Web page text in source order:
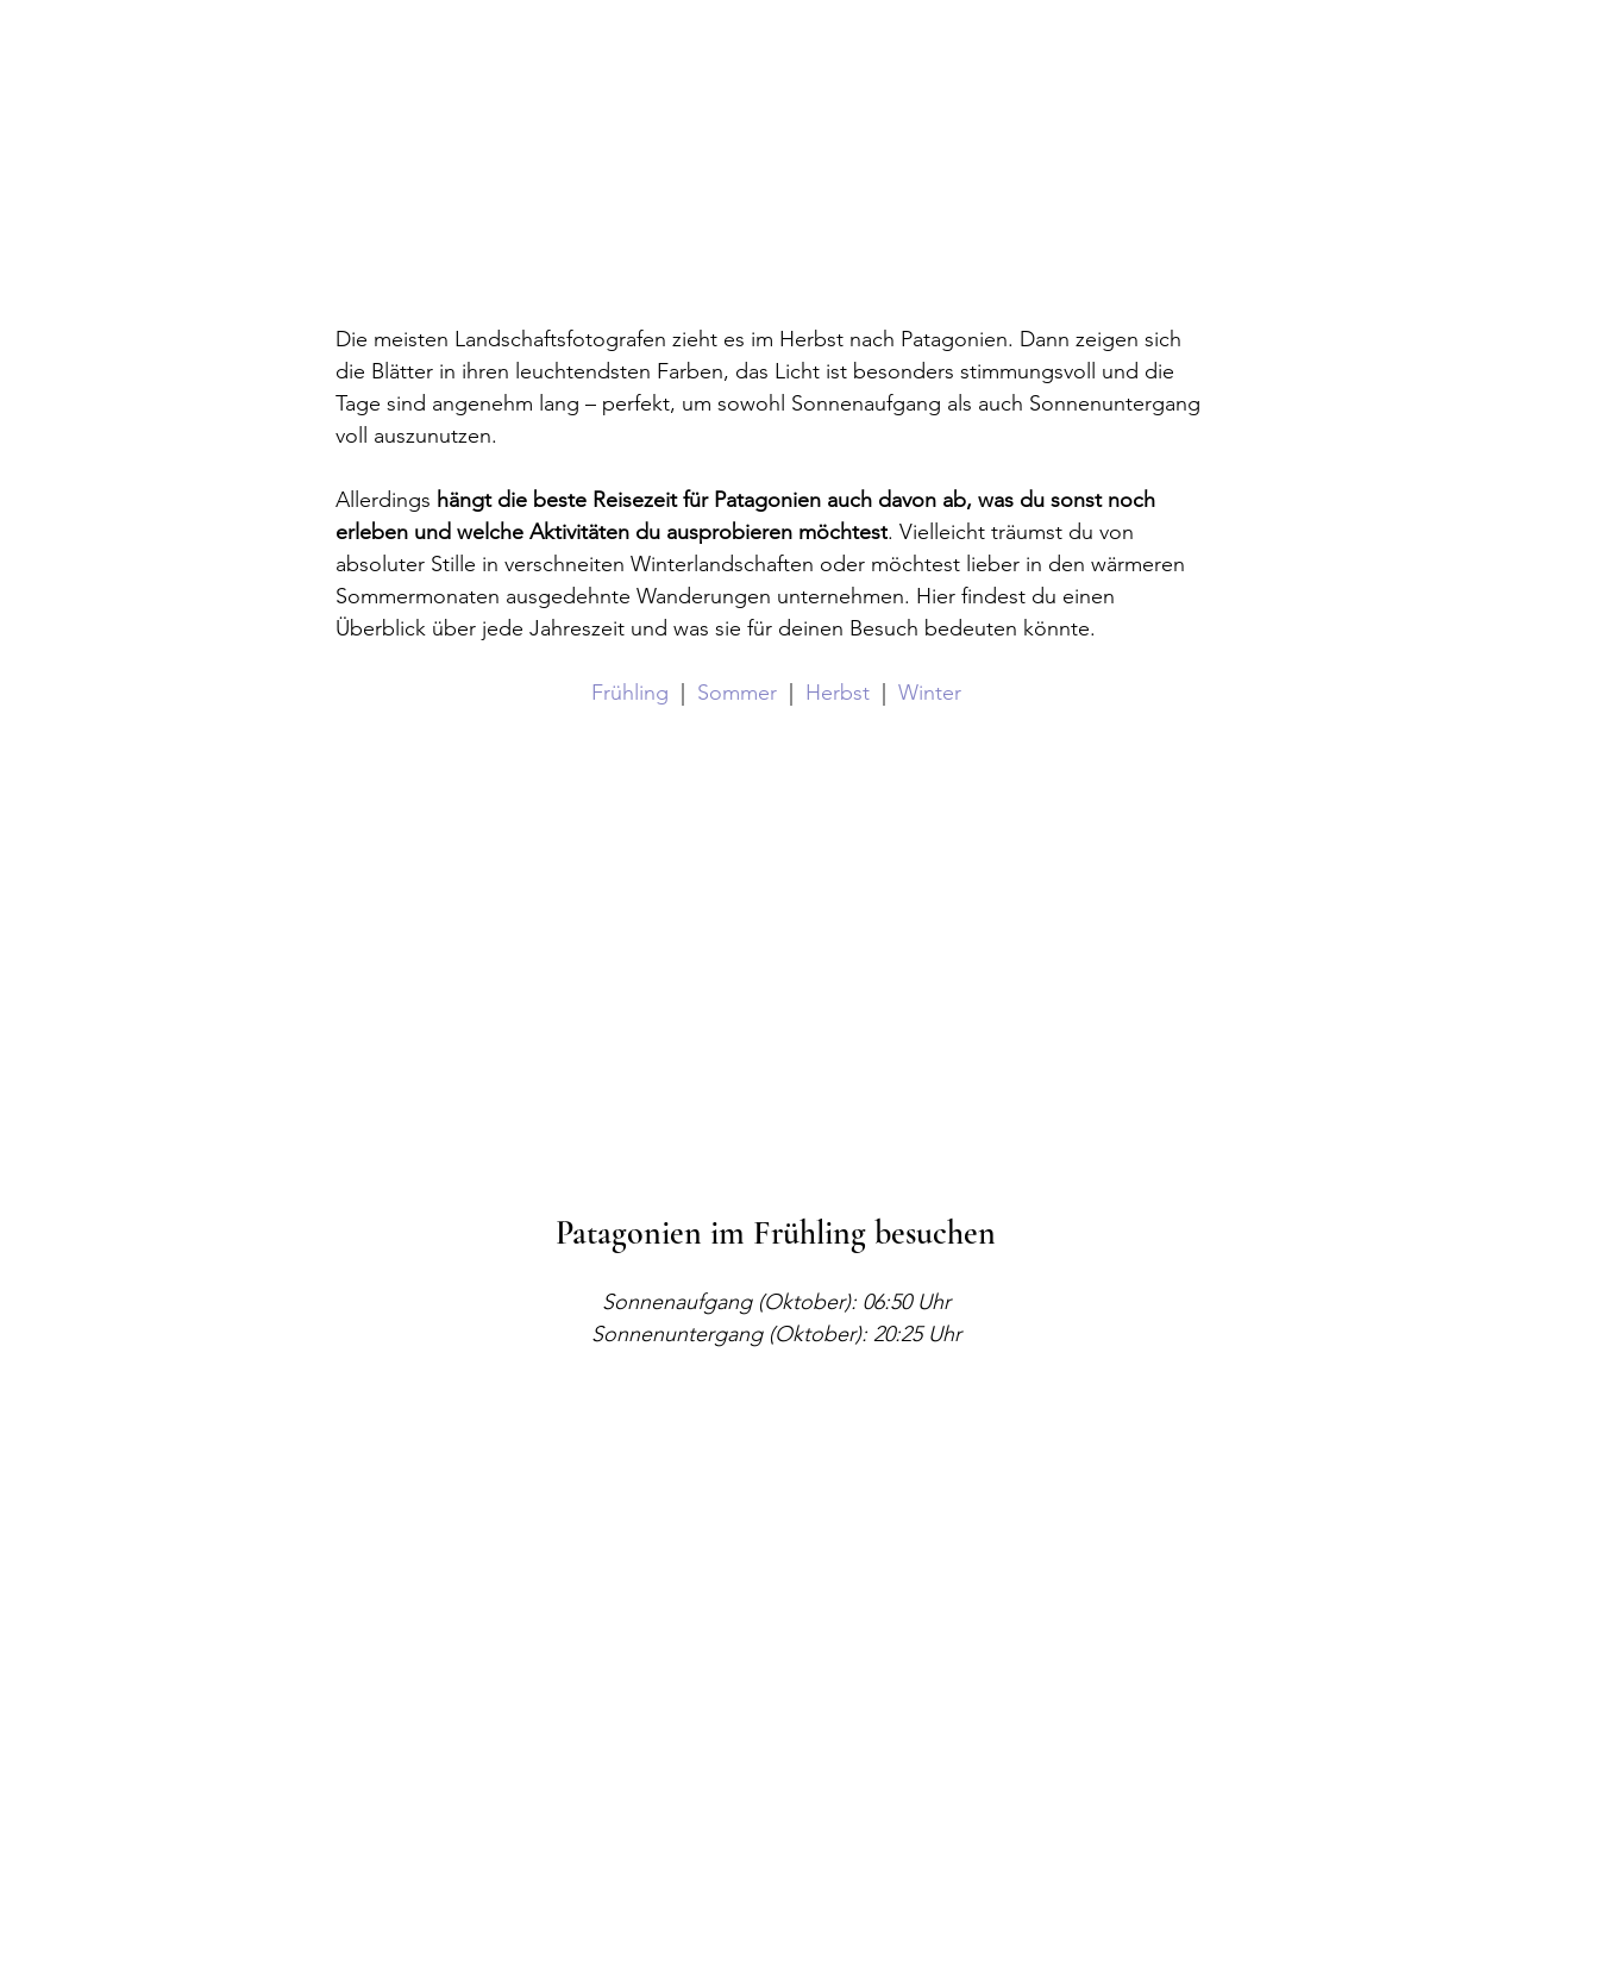
Die meisten Landschaftsfotografen zieht es im Herbst nach Patagonien. Dann zeigen sich
die Blätter in ihren leuchtendsten Farben, das Licht ist besonders stimmungsvoll und die
Tage sind angenehm lang – perfekt, um sowohl Sonnenaufgang als auch Sonnenuntergang
voll auszunutzen.
Allerdings hängt die beste Reisezeit für Patagonien auch davon ab, was du sonst noch
erleben und welche Aktivitäten du ausprobieren möchtest. Vielleicht träumst du von
absoluter Stille in verschneiten Winterlandschaften oder möchtest lieber in den wärmeren
Sommermonaten ausgedehnte Wanderungen unternehmen. Hier findest du einen
Überblick über jede Jahreszeit und was sie für deinen Besuch bedeuten könnte.
Frühling
  |
Sommer
  |
Herbst
  |
Winter
Patagonien im Frühling besuchen
Sonnenaufgang (Oktober): 06:50 Uhr
Sonnenuntergang (Oktober): 20:25 Uhr